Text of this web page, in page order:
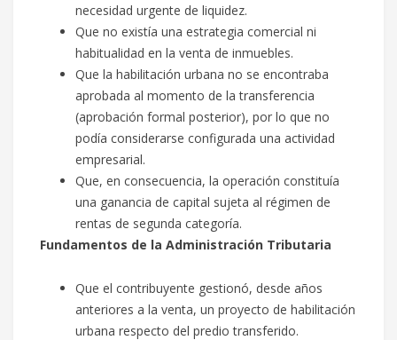
necesidad urgente de liquidez.
Que no existía una estrategia comercial ni
habitualidad en la venta de inmuebles.
Que la habilitación urbana no se encontraba
aprobada al momento de la transferencia
(aprobación formal posterior), por lo que no
podía considerarse configurada una actividad
empresarial.
Que, en consecuencia, la operación constituía
una ganancia de capital sujeta al régimen de
rentas de segunda categoría.
Fundamentos de la Administración Tributaria
Que el contribuyente gestionó, desde años
anteriores a la venta, un proyecto de habilitación
urbana respecto del predio transferido.